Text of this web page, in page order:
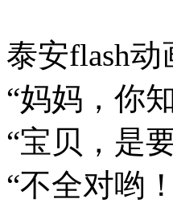
泰安flash
“妈妈，你
“宝贝，是
“不全对哟